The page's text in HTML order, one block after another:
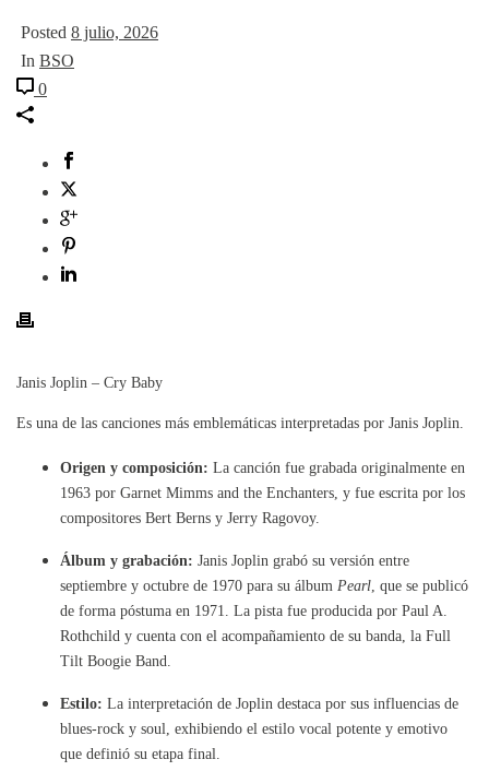
Posted 8 julio, 2026
In BSO
0
Janis Joplin – Cry Baby
Es una de las canciones más emblemáticas interpretadas por Janis Joplin.
Origen y composición: La canción fue grabada originalmente en
1963 por Garnet Mimms and the Enchanters, y fue escrita por los
compositores Bert Berns y Jerry Ragovoy.
Álbum y grabación: Janis Joplin grabó su versión entre
septiembre y octubre de 1970 para su álbum Pearl , que se publicó
de forma póstuma en 1971. La pista fue producida por Paul A.
Rothchild y cuenta con el acompañamiento de su banda, la Full
Tilt Boogie Band.
Estilo: La interpretación de Joplin destaca por sus influencias de
blues-rock y soul, exhibiendo el estilo vocal potente y emotivo
que definió su etapa final.